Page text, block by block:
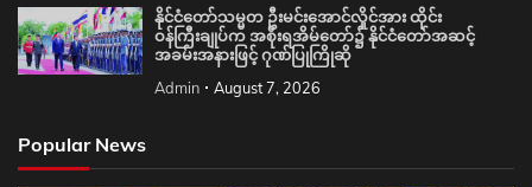
နိုင်ငံတော်သမ္မတ ဦးမင်းအောင်လှိုင်အား ထိုင်း
ဝန်ကြီးချုပ်က အစိုးရအိမ်တော်၌ နိုင်ငံတော်အဆင့်
အခမ်းအနားဖြင့် ဂုဏ်ပြုကြိုဆို
Admin August 7, 2026
Popular News